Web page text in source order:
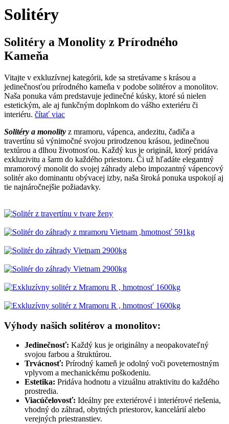
Solitéry
Solitéry a Monolity z Prírodného
Kameňa
Vitajte v exkluzívnej kategórii, kde sa stretávame s krásou a
jedinečnosťou prírodného kameňa v podobe solitérov a monolitov.
Naša ponuka vám predstavuje jedinečné kúsky, ktoré sú nielen
estetickým, ale aj funkčným doplnkom do vášho exteriéru či
interiéru. čítať viac
Solitéry a monolity z mramoru, vápenca, andezitu, čadiča a
travertínu sú výnimočné svojou prirodzenou krásou, jedinečnou
textúrou a dlhou životnosťou. Každý kus je originál, ktorý pridáva
exkluzivitu a šarm do každého priestoru. Či už hľadáte elegantný
mramorový monolit do svojej záhrady alebo impozantný vápencový
solitér ako dominantu obývacej izby, naša široká ponuka uspokojí aj
tie najnáročnejšie požiadavky.
Výhody našich solitérov a monolitov:
Jedinečnosť: Každý kus je originálny a neopakovateľný
svojou farbou a štruktúrou.
Trvácnosť: Prírodný kameň je odolný voči poveternostným
vplyvom a mechanickému poškodeniu.
Estetika: Pridáva hodnotu a vizuálnu atraktivitu do každého
prostredia.
Viacúčelovosť: Ideálny pre exteriérové i interiérové riešenia,
vhodný do záhrad, obytných priestorov, kancelárií alebo
verejných priestranstiev.